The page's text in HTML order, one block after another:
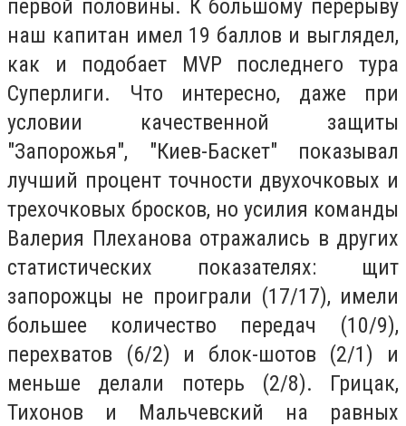
первой половины. К большому перерыву
наш капитан имел 19 баллов и выглядел,
как и подобает MVP последнего тура
Суперлиги. Что интересно, даже при
условии качественной защиты
"Запорожья", "Киев-Баскет" показывал
лучший процент точности двухочковых и
трехочковых бросков, но усилия команды
Валерия Плеханова отражались в других
статистических показателях: щит
запорожцы не проиграли (17/17), имели
большее количество передач (10/9),
перехватов (6/2) и блок-шотов (2/1) и
меньше делали потерь (2/8). Грицак,
Тихонов и Мальчевский на равных